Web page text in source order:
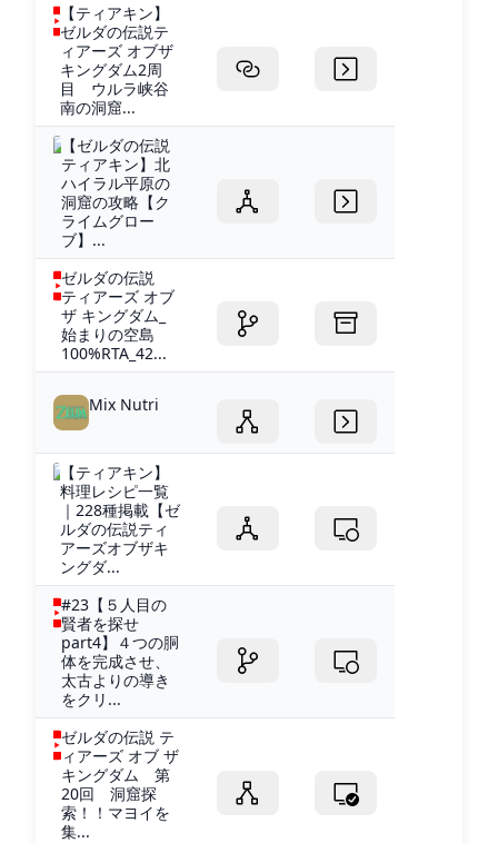
【ティアキン】
ゼルダの伝説テ
ィアーズ オブザ
キングダム2周
目 ウルラ峡谷
南の洞窟...
【ゼルダの伝説
ティアキン】北
ハイラル平原の
洞窟の攻略【ク
ライムグロー
ブ】...
ゼルダの伝説
ティアーズ オブ
ザ キングダム_
始まりの空島
100%RTA_42...
Mix Nutri
【ティアキン】
料理レシピ一覧
｜228種掲載【ゼ
ルダの伝説ティ
アーズオブザキ
ングダ...
#23【５人目の
賢者を探せ
part4】４つの胴
体を完成させ、
太古よりの導き
をクリ...
ゼルダの伝説 テ
ィアーズ オブ ザ
キングダム 第
20回 洞窟探
索！！マヨイを
集...